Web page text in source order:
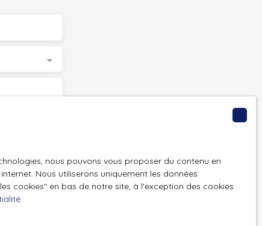
vous
nous pouvons vous proposer du contenu en
Nous utiliserons uniquement les données
cookies″ en bas de notre site, à l'exception des cookies
.